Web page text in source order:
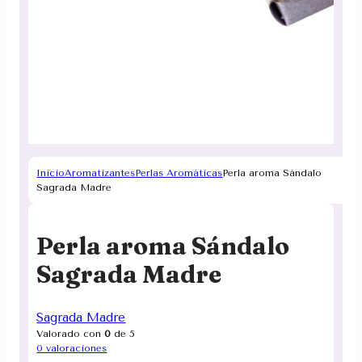
InicioAromatizantesPerlas AromáticasPerla aroma Sándalo
Sagrada Madre
Perla aroma Sándalo
Sagrada Madre
Sagrada Madre
Valorado con0 de 5
0 valoraciones